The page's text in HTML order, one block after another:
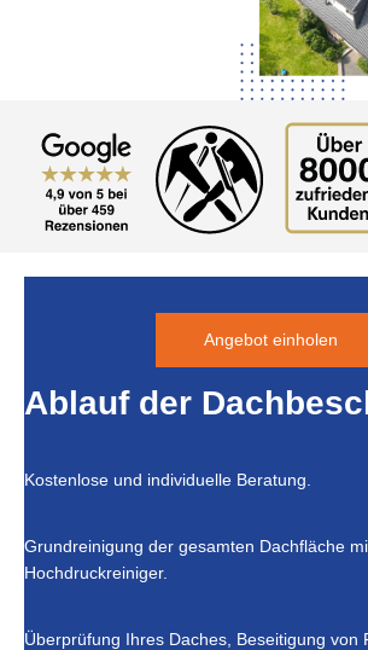
Angebot einholen
Ablauf der
Kostenlose und individuelle Beratung.
Grundreinigung der gesamten Dachfläche
Hochdruckreiniger.
Überprüfung Ihres Daches, Beseitigung von